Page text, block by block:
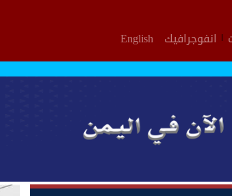
انفوجرافيك English